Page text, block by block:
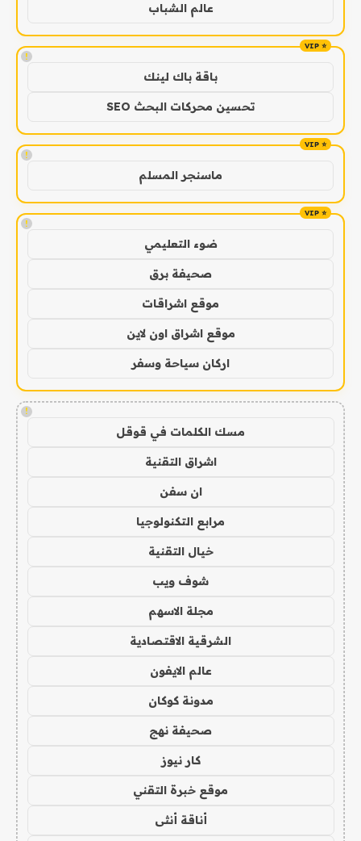
عالم الشباب
!
باقة باك لينك
تحسين محركات البحث SEO
!
ماسنجر المسلم
!
ضوء التعليمي
صحيفة برق
موقع اشراقات
موقع اشراق اون لاين
اركان سياحة وسفر
!
مسك الكلمات في قوقل
اشراق التقنية
ان سفن
مرابع التكنولوجيا
خيال التقنية
شوف ويب
مجلة الاسهم
الشرقية الاقتصادية
عالم الايفون
مدونة كوكان
صحيفة نهج
كار نيوز
موقع خبرة التقني
أناقة أنثى